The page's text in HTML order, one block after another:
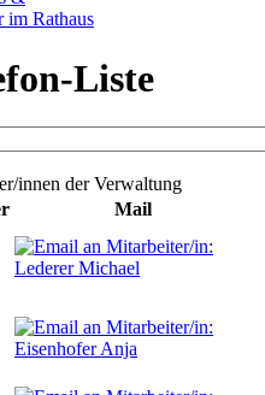
im Rathaus
Liste
innen der Verwaltung
Mail